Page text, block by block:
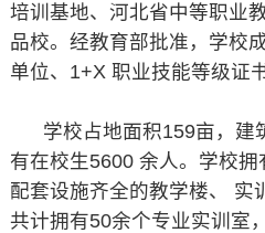
培训基地、河北省中等职业
品校。经教育部批准，学校
单位、1+X 职业技能等级证
学校占地面积159亩，建
有在校生5600 余人。学校
配套设施齐全的教学楼、 实
共计拥有50余个专业实训室